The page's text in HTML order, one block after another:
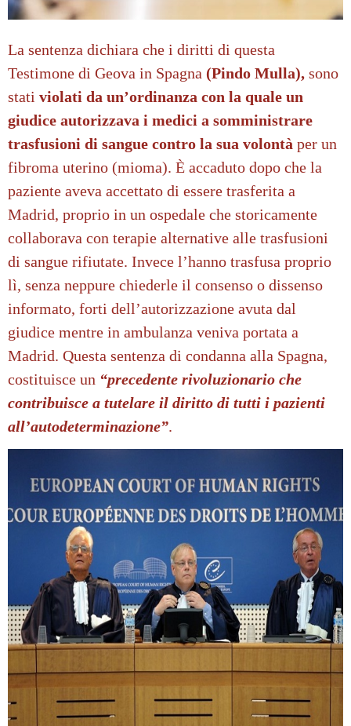
La sentenza dichiara che i diritti di questa
Testimone di Geova in Spagna (Pindo Mulla), sono
stati violati da un’ordinanza con la quale un
giudice autorizzava i medici a somministrare
trasfusioni di sangue contro la sua volontà per un
fibroma uterino (mioma). È accaduto dopo che la
paziente aveva accettato di essere trasferita a
Madrid, proprio in un ospedale che storicamente
collaborava con terapie alternative alle trasfusioni
di sangue rifiutate. Invece l’hanno trasfusa proprio
lì, senza neppure chiederle il consenso o dissenso
informato, forti dell’autorizzazione avuta dal
giudice mentre in ambulanza veniva portata a
Madrid. Questa sentenza di condanna alla Spagna,
costituisce un “precedente rivoluzionario che
contribuisce a tutelare il diritto di tutti i pazienti
all’autodeterminazione”.